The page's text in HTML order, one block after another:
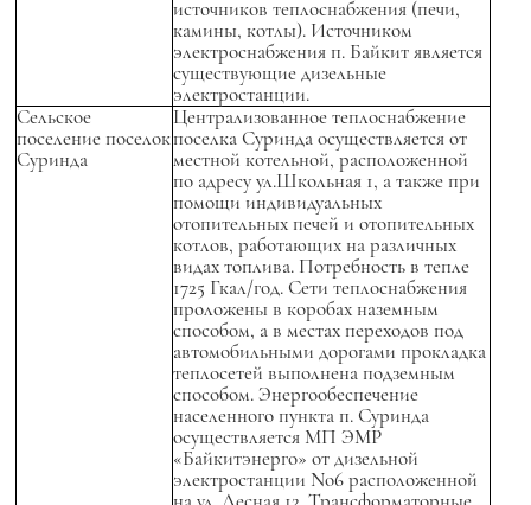
источников теплоснабжения (печи,
камины, котлы). Источником
электроснабжения п. Байкит является
существующие дизельные
электростанции.
Сельское
поселение поселок
Суринда
Централизованное теплоснабжение
поселка Суринда осуществляется от
местной котельной, расположенной
по адресу ул.Школьная 1, а также при
помощи индивидуальных
отопительных печей и отопительных
котлов, работающих на различных
видах топлива. Потребность в тепле
1725 Гкал/год. Сети теплоснабжения
проложены в коробах наземным
способом, а в местах переходов под
автомобильными дорогами прокладка
теплосетей выполнена подземным
способом. Энергообеспечение
населенного пункта п. Суринда
осуществляется МП ЭМР
«Байкитэнерго» от дизельной
электростанции No6 расположенной